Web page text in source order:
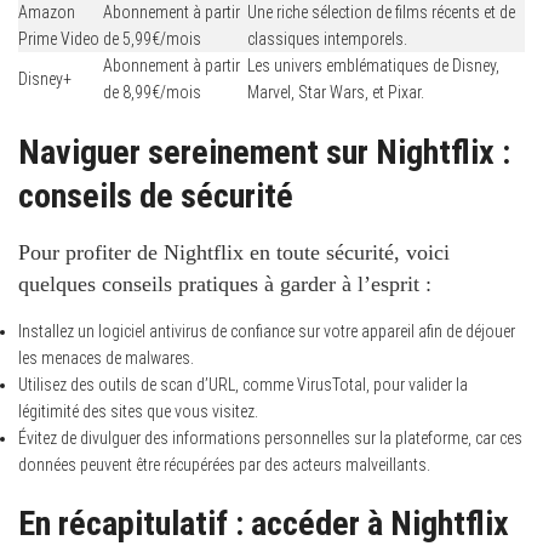
Amazon
Prime Video
Abonnement à partir
de 5,99€/mois
Une riche sélection de films récents et de
classiques intemporels.
Disney+
Abonnement à partir
de 8,99€/mois
Les univers emblématiques de Disney,
Marvel, Star Wars, et Pixar.
Naviguer sereinement sur Nightflix :
conseils de sécurité
Pour profiter de Nightflix en toute sécurité, voici
quelques conseils pratiques à garder à l’esprit :
Installez un logiciel antivirus de confiance sur votre appareil afin de déjouer
les menaces de malwares.
Utilisez des outils de scan d’URL, comme VirusTotal, pour valider la
légitimité des sites que vous visitez.
Évitez de divulguer des informations personnelles sur la plateforme, car ces
données peuvent être récupérées par des acteurs malveillants.
En récapitulatif : accéder à Nightflix